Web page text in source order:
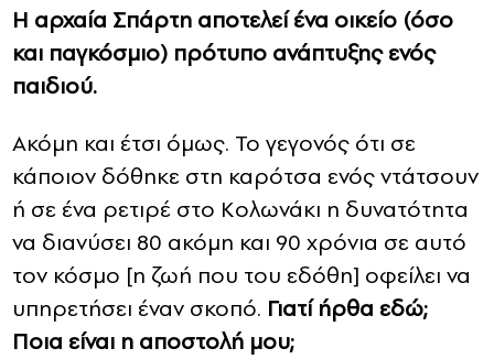
Η αρχαία Σπάρτη αποτελεί ένα οικείο (όσο
και παγκόσμιο) πρότυπο ανάπτυξης ενός
παιδιού.
Ακόμη και έτσι όμως. Το γεγονός ότι σε
κάποιον δόθηκε στη καρότσα ενός ντάτσουν
ή σε ένα ρετιρέ στο Κολωνάκι η δυνατότητα
να διανύσει 80 ακόμη και 90 χρόνια σε αυτό
τον κόσμο [η ζωή που του εδόθη] οφείλει να
υπηρετήσει έναν σκοπό. Γιατί ήρθα εδώ;
Ποια είναι η αποστολή μου;